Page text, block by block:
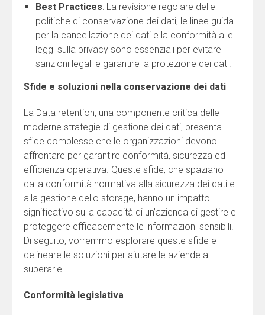
Best Practices: La revisione regolare delle
politiche di conservazione dei dati, le linee guida
per la cancellazione dei dati e la conformità alle
leggi sulla privacy sono essenziali per evitare
sanzioni legali e garantire la protezione dei dati.
Sfide e soluzioni nella conservazione dei dati
La Data retention, una componente critica delle
moderne strategie di gestione dei dati, presenta
sfide complesse che le organizzazioni devono
affrontare per garantire conformità, sicurezza ed
efficienza operativa. Queste sfide, che spaziano
dalla conformità normativa alla sicurezza dei dati e
alla gestione dello storage, hanno un impatto
significativo sulla capacità di un’azienda di gestire e
proteggere efficacemente le informazioni sensibili.
Di seguito, vorremmo esplorare queste sfide e
delineare le soluzioni per aiutare le aziende a
superarle.
Conformità legislativa